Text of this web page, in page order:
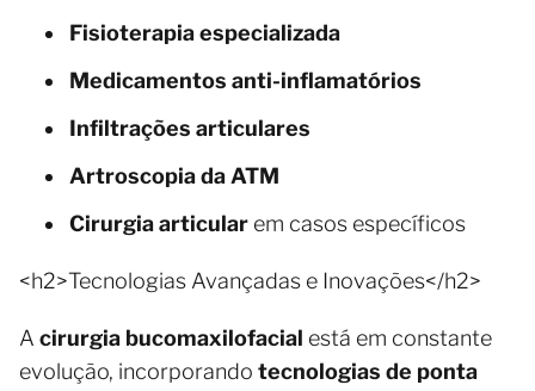
Fisioterapia especializada
Medicamentos anti-inflamatórios
Infiltrações articulares
Artroscopia da ATM
Cirurgia articular em casos específicos
<h2>Tecnologias Avançadas e Inovações</h2>
A cirurgia bucomaxilofacial está em constante
evolução, incorporando tecnologias de ponta